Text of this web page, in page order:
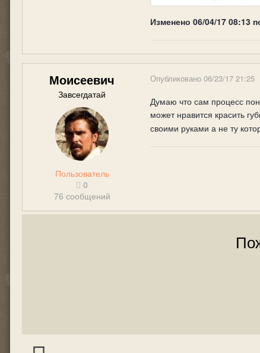
Изменено 06/04/17 08:13
Моисеевич
Завсегдатай
Пользователь
0
76 сообщений
Опубликовано 06/23/17 21:25
Думаю что сам процесс
может нравится красить
своими руками а не ту